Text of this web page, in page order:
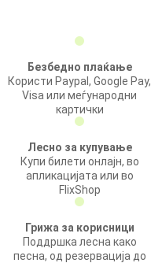
Безбедно плаќање
Користи Paypal, Google Pay,
Visa или меѓународни
картички
Лесно за купување
Купи билети онлајн, во
апликацијата или во
FlixShop
Грижа за корисници
Поддршка лесна како
песна, од резервација до